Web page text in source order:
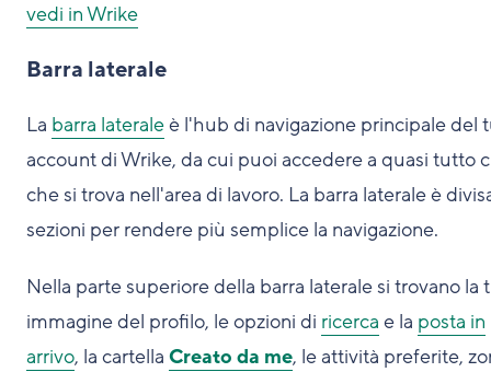
vedi in Wrike
Barra laterale
La barra lateraleè l'hub di navigazione principale del
account di Wrike, da cui puoi accedere a quasi tutto
che si trova nell'area di lavoro. La barra laterale è
sezioni per rendere più semplice la navigazione.
Nella parte superiore della barra laterale si trovano la
immagine del profilo, le opzioni di ricerca e la posta in
arrivo, la cartella Creato da me, le attività preferite,